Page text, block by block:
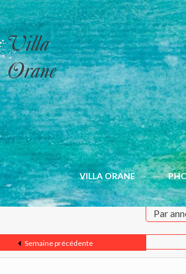
VILLA ORANE
Par
Semaine précédente